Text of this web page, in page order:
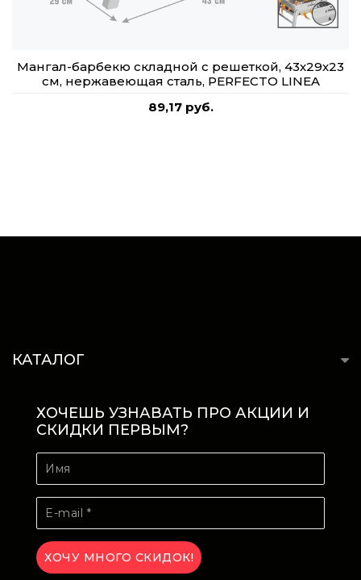
Мангал-барбекю складной с решеткой, 43х29х23
см, нержавеющая сталь, PERFECTO LINEA
89,17 руб.
КАТАЛОГ
ХОЧЕШЬ УЗНАВАТЬ ПРО АКЦИИ И
СКИДКИ ПЕРВЫМ?